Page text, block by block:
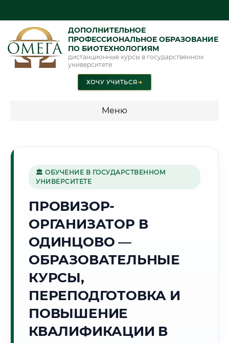
ДОПОЛНИТЕЛЬНОЕ
ПРОФЕССИОНАЛЬНОЕ ОБРАЗОВАНИЕ
ПО БИОТЕХНОЛОГИЯМ
дистанционные курсы в государственном
университете
ХОЧУ УЧИТЬСЯ➜
Меню
🏢
Г. ОДИНЦОВО
22:18:32
Погода в г. Одинцово: +23°C,Пасмурно
🌅 Восход:
🏛 ОБУЧЕНИЕ В ГОСУДАРСТВЕННОМ
УНИВЕРСИТЕТЕ
ПРОВИЗОР-
ОРГАНИЗАТОР В
ОДИНЦОВО —
ОБРАЗОВАТЕЛЬНЫЕ
КУРСЫ,
ПЕРЕПОДГОТОВКА И
ПОВЫШЕНИЕ
КВАЛИФИКАЦИИ В